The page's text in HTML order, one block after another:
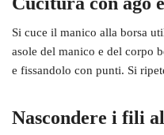
Si cuce il manico alla borsa
asole del manico e del corpo
e fissandolo con punti. Si
Nascondere i fili